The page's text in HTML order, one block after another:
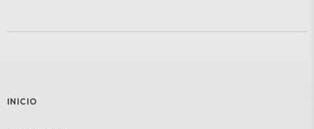
INICIO